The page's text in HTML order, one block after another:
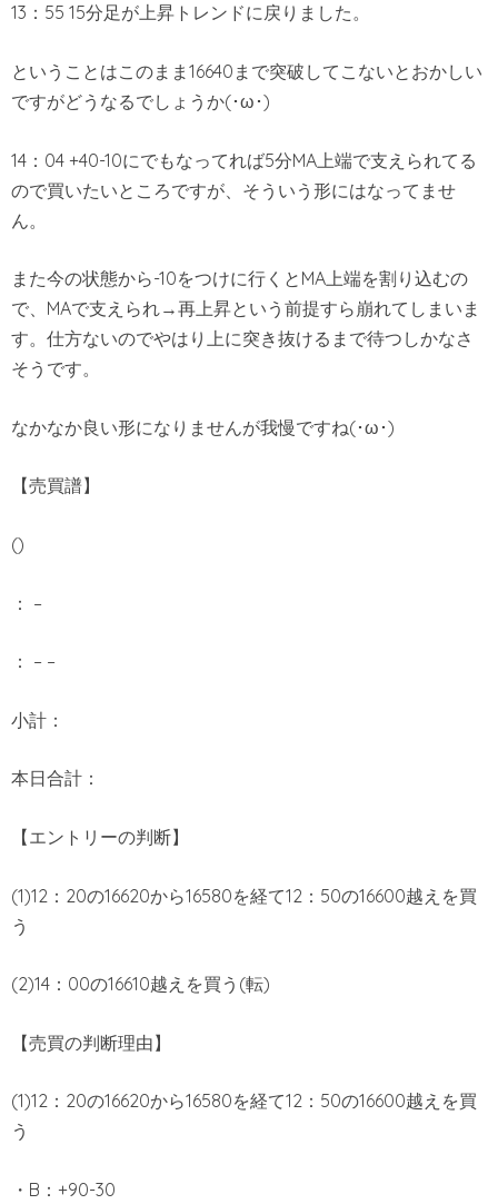
13：55 15分足が上昇トレンドに戻りました。
ということはこのまま16640まで突破してこないとおかしい
ですがどうなるでしょうか(･ω･)
14：04 +40-10にでもなってれば5分MA上端で支えられてる
ので買いたいところですが、そういう形にはなってませ
ん。
また今の状態から-10をつけに行くとMA上端を割り込むの
で、MAで支えられ→再上昇という前提すら崩れてしまいま
す。仕方ないのでやはり上に突き抜けるまで待つしかなさ
そうです。
なかなか良い形になりませんが我慢ですね(･ω･)
【売買譜】
()
： –
： – –
小計：
本日合計：
【エントリーの判断】
(1)12：20の16620から16580を経て12：50の16600越えを買
う
(2)14：00の16610越えを買う(転)
【売買の判断理由】
(1)12：20の16620から16580を経て12：50の16600越えを買
う
・B：+90-30